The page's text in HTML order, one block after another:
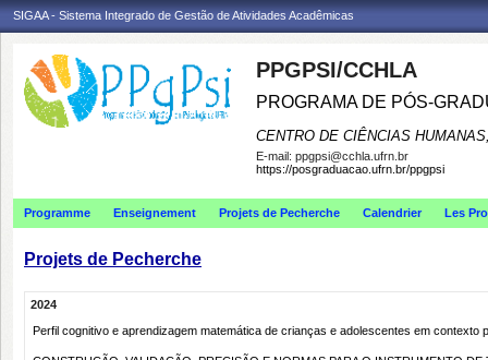
SIGAA - Sistema Integrado de Gestão de Atividades Acadêmicas
PPGPSI/CCHLA
PROGRAMA DE PÓS-
CENTRO DE CIÊNCIAS
E-mail: ppgpsi@cchla.ufrn.br
https://posgraduacao.ufrn.br/ppgpsi
Programme Enseignement Projets de Pecherche Calendrier Les
Projets de Pecherche
2024
Perfil cognitivo e aprendizagem matemática de crianças e adolescentes em contexto